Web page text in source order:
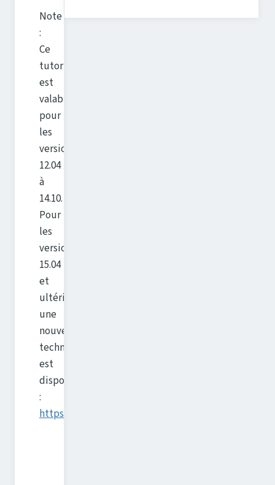
Note
:
Ce
tutoriel
est
valable
pour
les
versions
12.04
à
14.10.
Pour
les
versions
15.04
et
ultérieures,
une
nouvelle
technique
est
disponible
:
https://fixubuntu.com/